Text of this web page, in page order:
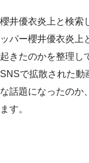
櫻井優衣炎上と検索
ッパー櫻井優衣炎上
起きたのかを整理し
SNSで拡散された動
な話題になったのか
ます。